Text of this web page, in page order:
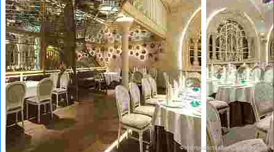
Фото предоставлены заведением